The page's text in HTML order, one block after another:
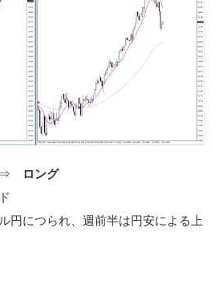
⇒
ロング
円につられ、週前半は円安による上